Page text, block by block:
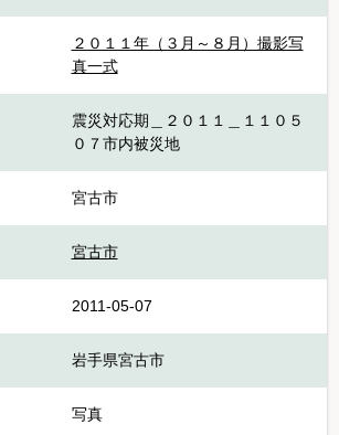
２０１１年（３月～８月）撮影写
真一式
震災対応期＿２０１１＿１１０５
０７市内被災地
宮古市
宮古市
2011-05-07
岩手県宮古市
写真